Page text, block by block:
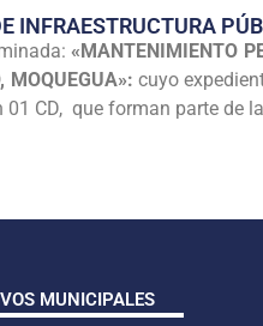
INFRAESTRUCTURA
«MANTENIMIENTO
MOQUEGUA»: cuyo
CD, que forman parte de
MUNICIPALES